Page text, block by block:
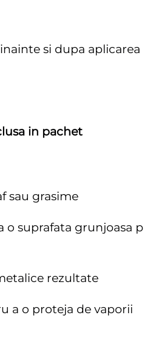
si dupa aplicarea
in pachet
sau grasime
o suprafata grunjoasa
rezultate
a o proteja de vaporii